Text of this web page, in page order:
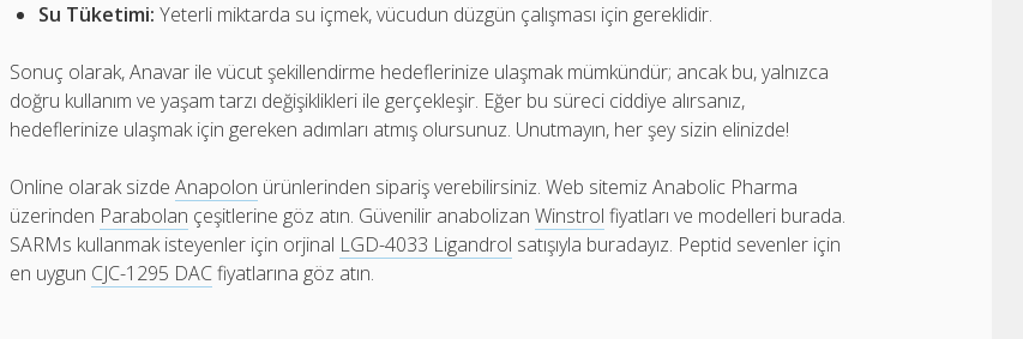
Su Tüketimi: Yeterli miktarda su içmek, vücudun düzgün çalışması için gereklidir.
Sonuç olarak, Anavar ile vücut şekillendirme hedeflerinize ulaşmak mümkündür; ancak bu, yalnızca
doğru kullanım ve yaşam tarzı değişiklikleri ile gerçekleşir. Eğer bu süreci ciddiye alırsanız,
hedeflerinize ulaşmak için gereken adımları atmış olursunuz. Unutmayın, her şey sizin elinizde!
Online olarak sizdeAnapolon ürünlerinden sipariş verebilirsiniz. Web sitemiz Anabolic Pharma
üzerinden Parabolan çeşitlerine göz atın. Güvenilir anabolizanWinstrol fiyatları ve modelleri burada.
SARMs kullanmak isteyenler için orjinal LGD-4033 Ligandrol satışıyla buradayız. Peptid sevenler için
en uygun CJC-1295 DACfiyatlarına göz atın.